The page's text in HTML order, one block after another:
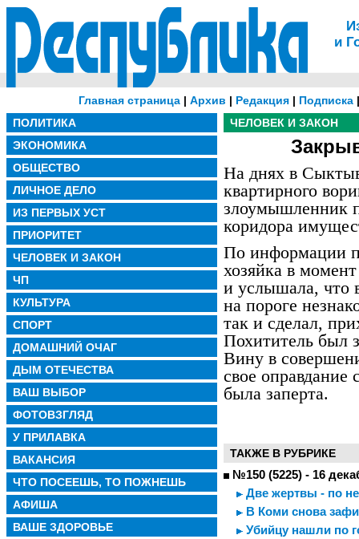
и
Главная страница | Архив | Редакция | Подписка
ПОЛИТИКА
ЭКОНОМИКА
ОБЩЕСТВО
ЛИЧНОЕ ДЕЛО
ИЗ ПЕРВЫХ УСТ
ПРИОРИТЕТ
ЧЕЛОВЕК И ЗАКОН
ЧП
КУЛЬТУРА
СПОРТ
ДОМАШНИЙ ОЧАГ
ДЫМ ОТЕЧЕСТВА
ВАШ ВЫБОР
ФОТОВЗГЛЯД
У ПРИЛАВКА
ВАКАНСИЯ
ЧТО ПОСЕЕШЬ, ТО ПОЖНЕШЬ
АФИША
ВАШЕ ЗДОРОВЬЕ
ЧЕЛОВЕК И ЗАКОН
На днях в
квартирного
злоумышленник
коридора
По информации
хозяйка в
и услышала, что
на пороге
так и сделал,
Похититель был
Вину в
свое оправдание
была заперта.
ТАКЖЕ В РУБРИКЕ
№150 (5225) - 16
Две жертвы - по
В Коми снова
Убийцу нашли по